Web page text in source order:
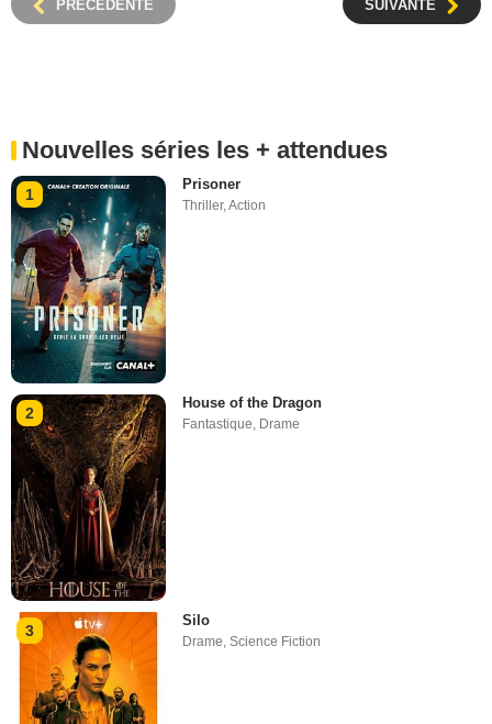
PRÉCÉDENTE SUIVANTE
Nouvelles séries les + attendues
1
Prisoner
Thriller,Action
2
House of the Dragon
Fantastique Drame
3
Silo
Drame,Science Fiction